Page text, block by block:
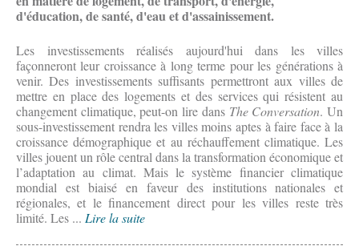
d'éducation, de santé, d'eau et d'assainissement.
Les investissements réalisés aujourd'hui dans les villes
façonneront leur croissance à long terme pour les générations à
venir. Des investissements suffisants permettront aux villes de
mettre en place des logements et des services qui résistent au
changement climatique, peut-on lire dans The Conversation. Un
sous-investissement rendra les villes moins aptes à faire face à la
croissance démographique et au réchauffement climatique. Les
villes jouent un rôle central dans la transformation économique et
l’adaptation au climat. Mais le système financier climatique
mondial est biaisé en faveur des institutions nationales et
régionales, et le financement direct pour les villes reste très
limité. Les ... Lire la suite